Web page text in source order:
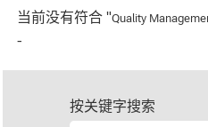
当前没有符合 "Quality
-
按关键字搜索